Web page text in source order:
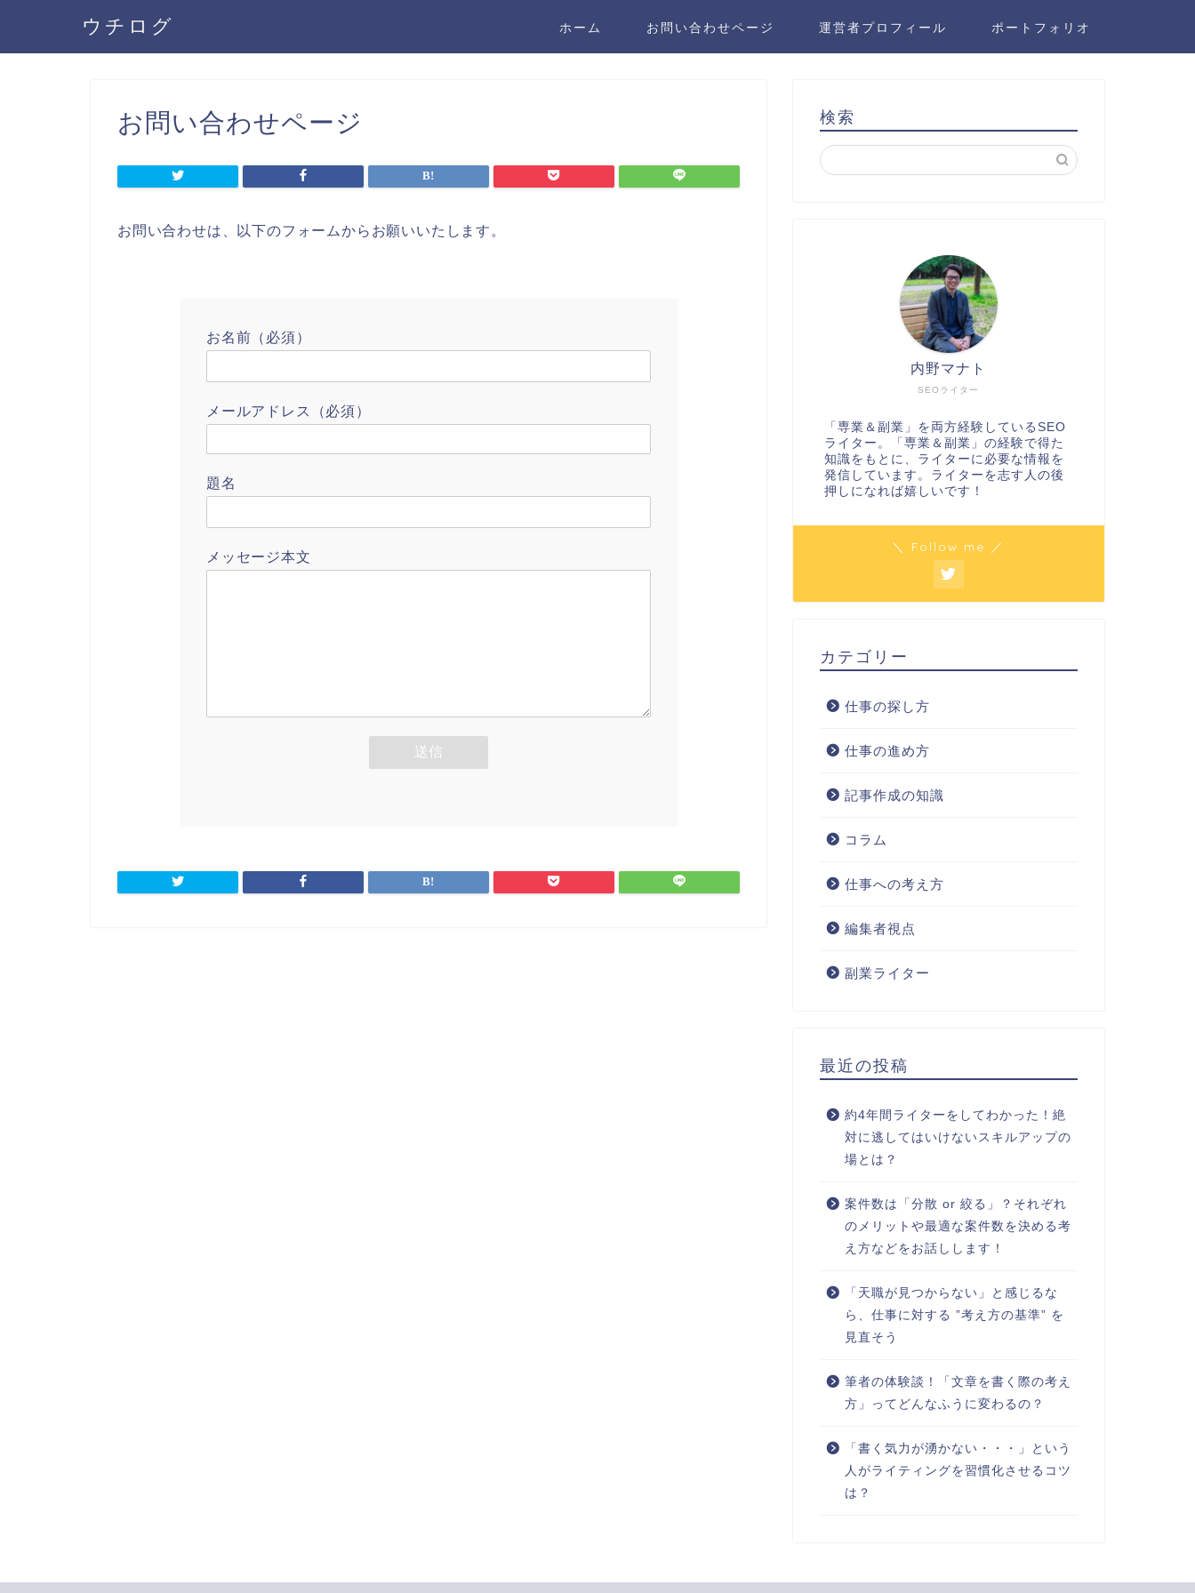
ウチログ ホーム お問い合わせページ 運営者プロフィール ポートフォリオ
お問い合わせページ
お問い合わせは、以下のフォームからお願いいたします。
お名前（必須）
メールアドレス（必須）
題名
メッセージ本文
検索
SEOライター
内野マナト
「専業＆副業」を両方経験しているSEO
ライター。「専業＆副業」の経験で得た
知識をもとに、ライターに必要な情報を
発信しています。ライターを志す人の後
押しになれば嬉しいです！
＼ Follow me ／
カテゴリー
仕事の探し方
仕事の進め方
記事作成の知識
コラム
仕事への考え方
編集者視点
副業ライター
最近の投稿
約4年間ライターをしてわかった！絶
対に逃してはいけないスキルアップの
場とは？
案件数は「分散 or 絞る」？それぞれ
のメリットや最適な案件数を決める考
え方などをお話しします！
「天職が見つからない」と感じるな
ら、仕事に対する ”考え方の基準” を
見直そう
筆者の体験談！「文章を書く際の考え
方」ってどんなふうに変わるの？
「書く気力が湧かない・・・」という
人がライティングを習慣化させるコツ
は？